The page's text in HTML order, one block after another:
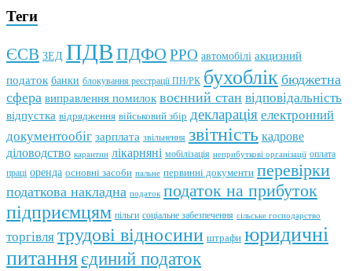
Теги
ЄСВ ЗЕД ПДВ ПДФО РРО автомобілі акцизний
податок банки блокування реєстрації ПН/РК бухоблік бюджетна
сфера виправлення помилок воєнний стан відповідальність
відпустка відрядження військовий збір декларація електронний
документообіг зарплата звільнення звітність кадрове
діловодство карантин лікарняні мобілізація неприбуткові організації оплата
праці оренда основні засоби пальне первинні документи перевірки
податкова накладна податок податок на прибуток
підприємцям пільги соціальне забезпечення сільське господарство
торгівля трудові відносини штрафи юридичні
питанняєдиний податок